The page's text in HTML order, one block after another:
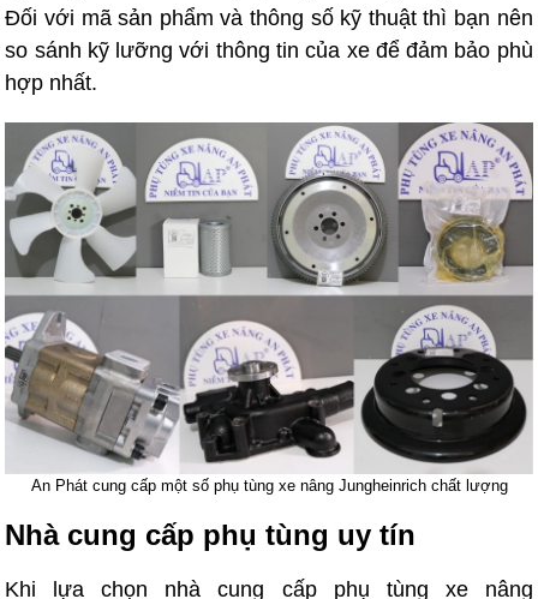
Đối với mã sản phẩm và thông số kỹ thuật thì bạn nên
so sánh kỹ lưỡng với thông tin của xe để đảm bảo phù
hợp nhất.
An Phát cung cấp một số phụ tùng xe nâng Jungheinrich chất lượng
Nhà cung cấp phụ tùng uy tín
Khi lựa chọn nhà cung cấp phụ tùng xe nâng